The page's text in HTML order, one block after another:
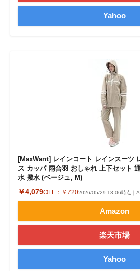
Yahoo
[MaxWant] レインコート レインスーツ
ス カッパ 雨合羽 おしゃれ 上下セット
水 撥水 (ベージュ, M)
￥4,079OFF： ￥7202026/05/29 13:06時点｜
Amazon
楽天市場
Yahoo